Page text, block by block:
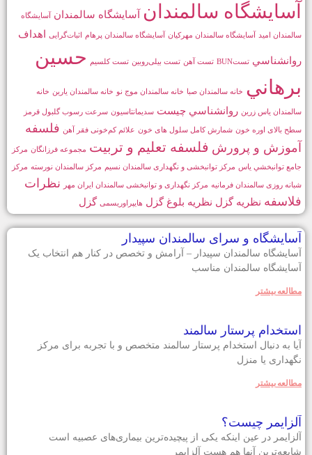
آسايشگاه سالمندان آسایشگاه سالمندان آسایشگاه
سالمندان امید آسایشگاه سالمندان مهرکیان آسایشگاه سالمندان پرهام اثبات‌گرایی اهداف
روانشناسي تستBUN تست آهن تست بیلی‌روبین تست کلسیم
حسين
برهاني خانه سالمندان صبا خانه سالمندان موج نو خانه سالمندان یارین خانه
سالمندان یاس زرین روانشناسي چيست سدیمانتاسیون سرعت رسوب گلبول قرمز
سطح بالای اوره خون شمارش کامل سلول های خون علائم کم‌خونی فقر آهن فلسفه
آموزش و پرورش فلسفه تعليم و تربيت مجموعه فرزانگان مركز
جامع توانبخشي ياس مرکز توانبخشی و نگهداری سالمندان نسیم مرکز سالمندان نورسته مرکز
شبانه روزی سالمندان فرمانیه مرکز نگهداری و توانبخشی سالمندان ایران مهر
نظرات
فلاسفه نظريه گزل نظریه بلوغ گزل هایپراوریسمی گزل
آسایشگاه و سرای سالمندان سپیدار
آسایشگاه سالمندان سپیدار – آرامش و تخصص در کنار هم انتخاب یک
آسایشگاه سالمندان مناسب
مطالعه بيشتر
استخدام پرستار سالمند
آیا به دنبال استخدام پرستار سالمند متخصص و با تجربه برای مرکز
نگهداری یا منزل
مطالعه بيشتر
آلزایمر چیست؟
آلزایمر در عین اینکه یکی از پیچیده‌ترین بیماری‌های عصبیه است
شایعه‌ترین آنها هم هست آلزایمر